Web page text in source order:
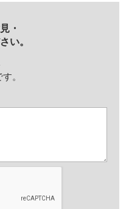
・
い。
。